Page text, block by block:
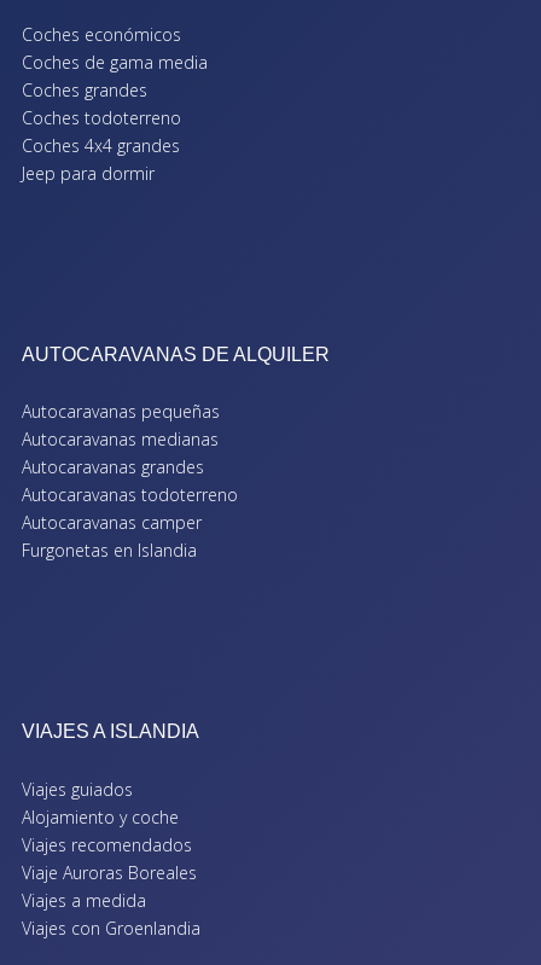
Coches económicos
Coches de gama media
Coches grandes
Coches todoterreno
Coches 4x4 grandes
Jeep para dormir
AUTOCARAVANAS DE ALQUILER
Autocaravanas pequeñas
Autocaravanas medianas
Autocaravanas grandes
Autocaravanas todoterreno
Autocaravanas camper
Furgonetas en Islandia
VIAJES A ISLANDIA
Viajes guiados
Alojamiento y coche
Viajes recomendados
Viaje Auroras Boreales
Viajes a medida
Viajes con Groenlandia